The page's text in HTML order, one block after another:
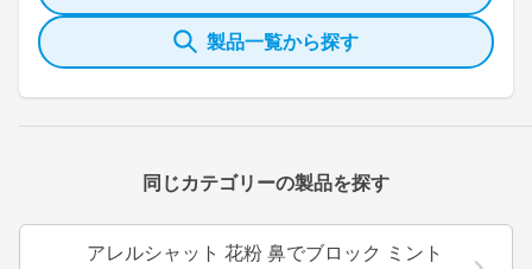
製品一覧から探す
同じカテゴリーの製品を探す
アレルシャット 花粉 鼻でブロック ミント